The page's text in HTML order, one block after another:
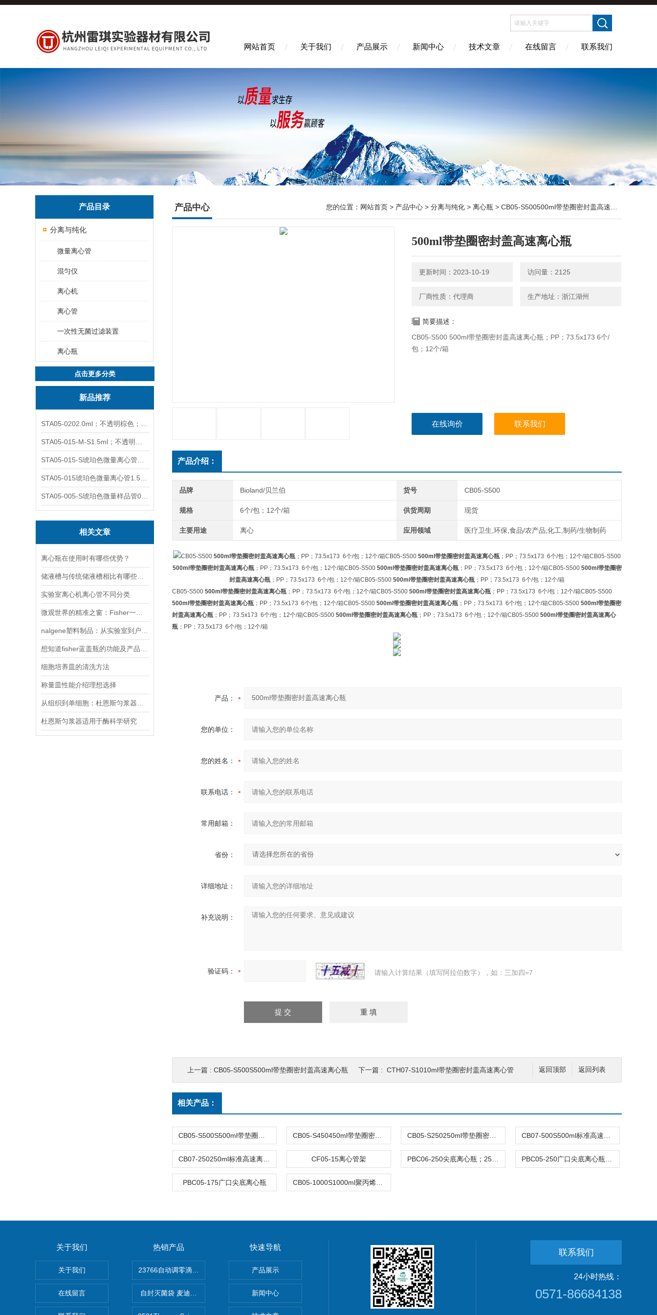
网站首页 关于我们 产品展示 新闻中心 技术文章 在线留言 联系我们
产品目录
分离与纯化
微量离心管
混匀仪
离心机
离心管
一次性无菌过滤装置
离心瓶
点击更多分类
新品推荐
相关文章
离心瓶在使用时有哪些优势？
实验室离心机离心管不同分类
细胞培养皿的清洗方法
称量皿性能介绍理想选择
杜恩斯匀浆器适用于酶科学研究
产品中心 您的位置： 网站首页 > 产品中心 > 分离与纯化 > 离心瓶 > CB05-S500500ml带垫圈密封盖高速离心瓶
500ml带垫圈密封盖高速离心瓶
更新时间：2023-10-19 访问量：2125
厂商性质：代理商 生产地址：浙江湖州
简要描述：
CB05-S500 500ml带垫圈密封盖高速离心瓶；PP；73.5x173 6个/
包；12个/箱
在线询价 联系我们
产品介绍：
品牌 Bioland/贝兰伯 货号 CB05-S500
规格 6个/包；12个/箱 供货周期 现货
主要用途 离心 应用领域 医疗卫生,环保,食品/农产品,化工,制药/生物制药
CB05-S500 500ml带垫圈密封盖高速离心瓶 ；PP；73.5x173 6个/包；12个/箱CB05-S500 500ml带垫圈密封盖高速离心瓶 ；PP；73.5x173 6个/包；12个/箱CB05-S500
500ml带垫圈密封盖高速离心瓶；PP；73.5x173 6个/包；12个/箱CB05-S500 500ml带垫圈密封盖高速离心瓶；PP；73.5x173 6个/包；12个/箱CB05-S500 500ml带垫圈密
封盖高速离心瓶 ；PP；73.5x173 6个/包；12个/箱CB05-S500 500ml带垫圈密封盖高速离心瓶 ；PP；73.5x173 6个/包；12个/箱
CB05-S500 500ml带垫圈密封盖高速离心瓶 ；PP；73.5x173 6个/包；12个/箱CB05-S500 500ml带垫圈密封盖高速离心瓶 ；PP；73.5x173 6个/包；12个/箱CB05-S500
500ml带垫圈密封盖高速离心瓶 ；PP；73.5x173 6个/包；12个/箱CB05-S500 500ml带垫圈密封盖高速离心瓶 ；PP；73.5x173 6个/包；12个/箱CB05-S500 500ml带垫圈密
封盖高速离心瓶 ；PP；73.5x173 6个/包；12个/箱CB05-S500 500ml带垫圈密封盖高速离心瓶 ；PP；73.5x173 6个/包；12个/箱CB05-S500 500ml带垫圈密封盖高速离心
瓶 ；PP；73.5x173 6个/包；12个/箱
产品：
您的单位：
您的姓名：
联系电话：
常用邮箱：
省份：
详细地址：
补充说明：
验证码： 请输入计算结果（填写阿拉伯数字），如：三加四=7
返回列表
返回顶部
上一篇 : CB05-S500S500ml带垫圈密封盖高速离心瓶 下一篇 : CTH07-S1010ml带垫圈密封盖高速离心管
相关产品：
CF05-15离心管架
PBC05-175广口尖底离心瓶
关于我们
关于我们
在线留言
热销产品
23766自动调零滴定管，Dr. Schilling式 23766
自封灭菌袋 麦迪康Medicom自封口式灭菌包装袋 呼吸袋 89mm&#215;133mm
快速导航
产品展示
新闻中心
联系我们
24小时热线：
0571-86684138